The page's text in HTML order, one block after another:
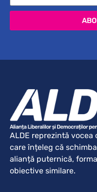
ALDE reprezintă
care înțeleg că
alianță puternică,
obiective similare.